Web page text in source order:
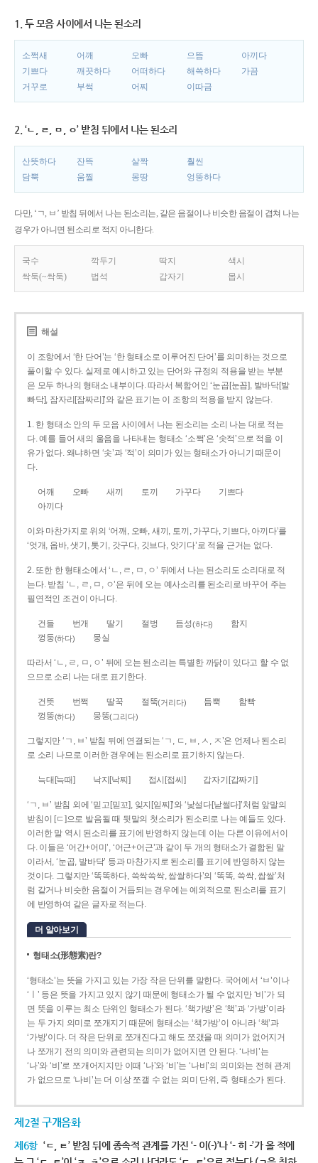
1. 두 모음 사이에서 나는 된소리
소쩍새 어깨 오빠 으뜸
아끼다
기쁘다
깨끗하다 어떠하다 해쓱하다
가끔
거꾸로
부썩 어찌 이따금
2. ‘ㄴ, ㄹ, ㅁ, ㅇ’ 받침 뒤에서 나는 된소리
산뜻하다 잔뜩 살짝
훨씬
담뿍
움찔 몽땅 엉뚱하다
다만, ‘ㄱ, ㅂ’ 받침 뒤에서 나는 된소리는, 같은 음절이나 비슷한 음절이 겹쳐 나는
경우가 아니면 된소리로 적지 아니한다.
국수 깍두기 딱지
색시
싹둑(~싹둑)
법석 갑자기 몹시
해설
이 조항에서 ‘한 단어’는 ‘한 형태소로 이루어진 단어’를 의미하는 것으로
풀이할 수 있다. 실제로 예시하고 있는 단어와 규정의 적용을 받는 부분
은 모두 하나의 형태소 내부이다. 따라서 복합어인 ‘눈곱[눈꼽], 발바닥[발
빠닥], 잠자리[잠짜리]’와 같은 표기는 이 조항의 적용을 받지 않는다.
1. 한 형태소 안의 두 모음 사이에서 나는 된소리는 소리 나는 대로 적는
다. 예를 들어 새의 울음을 나타내는 형태소 ‘소쩍’은 ‘솟적’으로 적을 이
유가 없다. 왜냐하면 ‘솟’과 ‘적’이 의미가 있는 형태소가 아니기 때문이
다.
어깨 오빠 새끼 토끼 가꾸다
기쁘다
아끼다
이와 마찬가지로 위의 ‘어깨, 오빠, 새끼, 토끼, 가꾸다, 기쁘다, 아끼다’를
‘엇개, 옵바, 샛기, 톳기, 갓구다, 깃브다, 앗기다’로 적을 근거는 없다.
2. 또한 한 형태소에서 ‘ㄴ, ㄹ, ㅁ, ㅇ’ 뒤에서 나는 된소리도 소리대로 적
는다. 받침 ‘ㄴ, ㄹ, ㅁ, ㅇ’은 뒤에 오는 예사소리를 된소리로 바꾸어 주는
필연적인 조건이 아니다.
건들 번개 딸기 절벙 듬성(하다)
함지
껑둥(하다) 뭉실
따라서 ‘ㄴ, ㄹ, ㅁ, ㅇ’ 뒤에 오는 된소리는 특별한 까닭이 있다고 할 수 없
으므로 소리 나는 대로 표기한다.
건뜻 번쩍 딸꾹 절뚝(거리다) 듬뿍
함빡
껑뚱(하다) 뭉뚱(그리다)
그렇지만 ‘ㄱ, ㅂ’ 받침 뒤에 연결되는 ‘ㄱ, ㄷ, ㅂ, ㅅ, ㅈ’은 언제나 된소리
로 소리 나므로 이러한 경우에는 된소리로 표기하지 않는다.
늑대[늑때] 낙지[낙찌] 접시[접씨] 갑자기[갑짜기]
‘ㄱ, ㅂ’ 받침 외에 ‘믿고[믿꼬], 잊지[읻찌]’와 ‘낯설다[낟썰다]’처럼 앞말의
받침이 [ㄷ]으로 발음될 때 뒷말의 첫소리가 된소리로 나는 예들도 있다.
이러한 말 역시 된소리를 표기에 반영하지 않는데 이는 다른 이유에서이
다. 이들은 ‘어간+어미’, ‘어근+어근’과 같이 두 개의 형태소가 결합된 말
이라서, ‘눈곱, 발바닥’ 등과 마찬가지로 된소리를 표기에 반영하지 않는
것이다. 그렇지만 ‘똑똑하다, 쓱싹쓱싹, 쌉쌀하다’의 ‘똑똑, 쓱싹, 쌉쌀’처
럼 같거나 비슷한 음절이 거듭되는 경우에는 예외적으로 된소리를 표기
에 반영하여 같은 글자로 적는다.
더 알아보기
형태소(形態素)란?
‘형태소’는 뜻을 가지고 있는 가장 작은 단위를 말한다. 국어에서 ‘ㅂ’이나
‘ㅣ’ 등은 뜻을 가지고 있지 않기 때문에 형태소가 될 수 없지만 ‘비’가 되
면 뜻을 이루는 최소 단위인 형태소가 된다. ‘책가방’은 ‘책’과 ‘가방’이라
는 두 가지 의미로 쪼개지기 때문에 형태소는 ‘책가방’이 아니라 ‘책’과
‘가방’이다. 더 작은 단위로 쪼개진다고 해도 쪼갰을 때 의미가 없어지거
나 쪼개기 전의 의미와 관련되는 의미가 없어지면 안 된다. ‘나비’는
‘나’와 ‘비’로 쪼개어지지만 이때 ‘나’와 ‘비’는 ‘나비’의 의미와는 전혀 관계
가 없으므로 ‘나비’는 더 이상 쪼갤 수 없는 의미 단위, 즉 형태소가 된다.
제2절 구개음화
제6항 ‘ㄷ, ㅌ’ 받침 뒤에 종속적 관계를 가진 ‘- 이(-)’나 ‘- 히 -’가 올 적에